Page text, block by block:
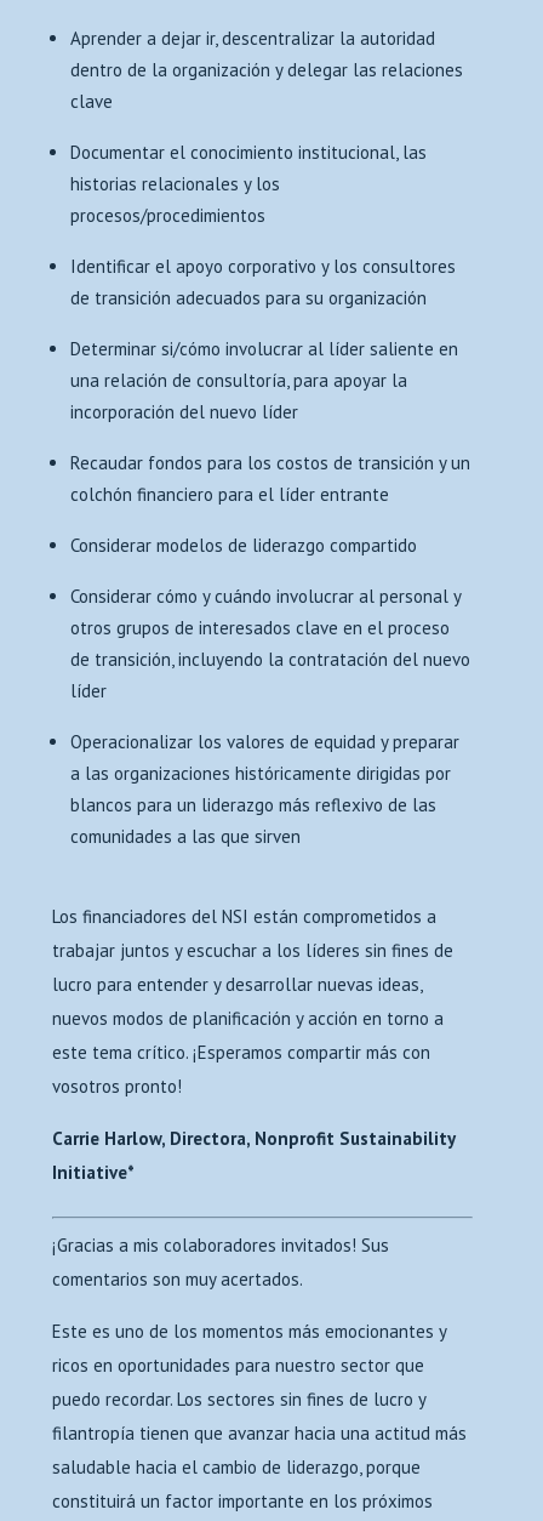
Aprender a dejar ir, descentralizar la autoridad
dentro de la organización y delegar las relaciones
clave
Documentar el conocimiento institucional, las
historias relacionales y los
procesos/procedimientos
Identificar el apoyo corporativo y los consultores
de transición adecuados para su organización
Determinar si/cómo involucrar al líder saliente en
una relación de consultoría, para apoyar la
incorporación del nuevo líder
Recaudar fondos para los costos de transición y un
colchón financiero para el líder entrante
Considerar modelos de liderazgo compartido
Considerar cómo y cuándo involucrar al personal y
otros grupos de interesados clave en el proceso
de transición, incluyendo la contratación del nuevo
líder
Operacionalizar los valores de equidad y preparar
a las organizaciones históricamente dirigidas por
blancos para un liderazgo más reflexivo de las
comunidades a las que sirven
Los financiadores del NSI están comprometidos a
trabajar juntos y escuchar a los líderes sin fines de
lucro para entender y desarrollar nuevas ideas,
nuevos modos de planificación y acción en torno a
este tema crítico. ¡Esperamos compartir más con
vosotros pronto!
Carrie Harlow, Directora, Nonprofit Sustainability
Initiative*
¡Gracias a mis colaboradores invitados! Sus
comentarios son muy acertados.
Este es uno de los momentos más emocionantes y
ricos en oportunidades para nuestro sector que
puedo recordar. Los sectores sin fines de lucro y
filantropía tienen que avanzar hacia una actitud más
saludable hacia el cambio de liderazgo, porque
constituirá un factor importante en los próximos